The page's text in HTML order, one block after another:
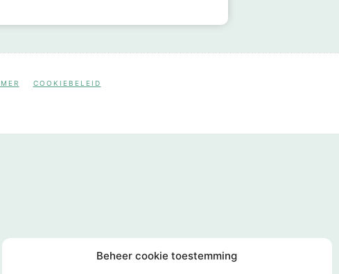
Beheer cookie toestemming
COOKIEBELEID